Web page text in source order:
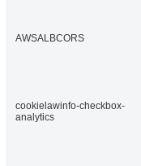
AWSALBCORS
cookielawinfo-checkbox-
analytics